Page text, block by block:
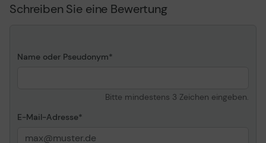
Schreiben Sie eine Bewertung
Name oder Pseudonym
Bitte mindestens 3 Zeichen eingeben.
E-Mail-Adresse